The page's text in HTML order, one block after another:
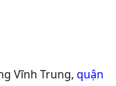
Vĩnh Trung, quận